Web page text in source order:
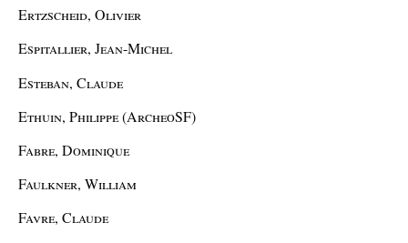
Ertzscheid, Olivier
Espitallier, Jean-Michel
Esteban, Claude
Ethuin, Philippe (ArcheoSF)
Fabre, Dominique
Faulkner, William
Favre, Claude